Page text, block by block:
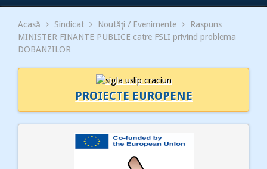
Acasă Sindicat Noutăţi / Evenimente
Raspuns
MINISTER FINANTE PUBLICE catre FSLI privind problema
DOBANZILOR
PROIECTE EUROPENE